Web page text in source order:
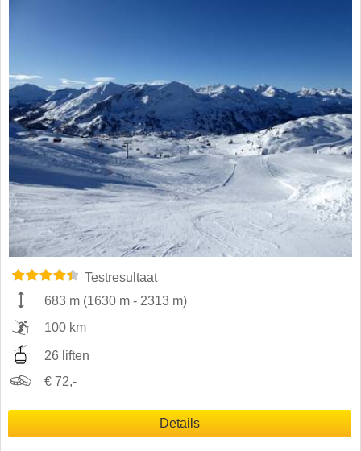
Testresultaat
683 m (1630 m - 2313 m)
100 km
26 liften
€ 72,-
Details